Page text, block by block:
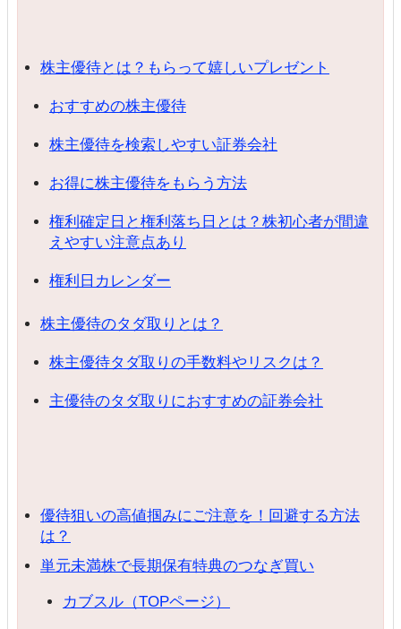
株主優待とは？もらって嬉しいプレゼント
おすすめの株主優待
株主優待を検索しやすい証券会社
お得に株主優待をもらう方法
権利確定日と権利落ち日とは？株初心者が間違
えやすい注意点あり
権利日カレンダー
株主優待のタダ取りとは？
株主優待タダ取りの手数料やリスクは？
主優待のタダ取りにおすすめの証券会社
優待狙いの高値掴みにご注意を！回避する方法
は？
単元未満株で長期保有特典のつなぎ買い
カブスル（TOPページ）